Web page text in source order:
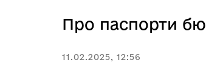
Про паспорти
11.02.2025, 12:56